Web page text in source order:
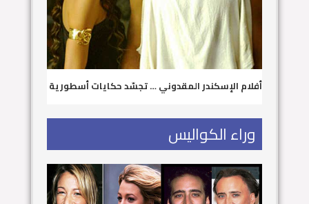
أفلام الإسكندر المقدوني … تجسّد حكايات أسطورية
وراء الكواليس